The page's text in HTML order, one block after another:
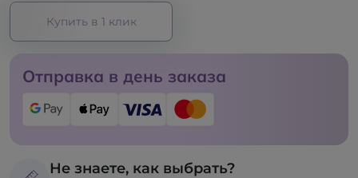
Купить в 1 клик
Отправка в день заказа
Не знаете, как выбрать?